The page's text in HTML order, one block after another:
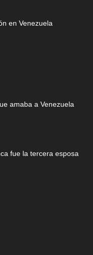
en Venezuela
amaba a Venezuela
fue la tercera esposa